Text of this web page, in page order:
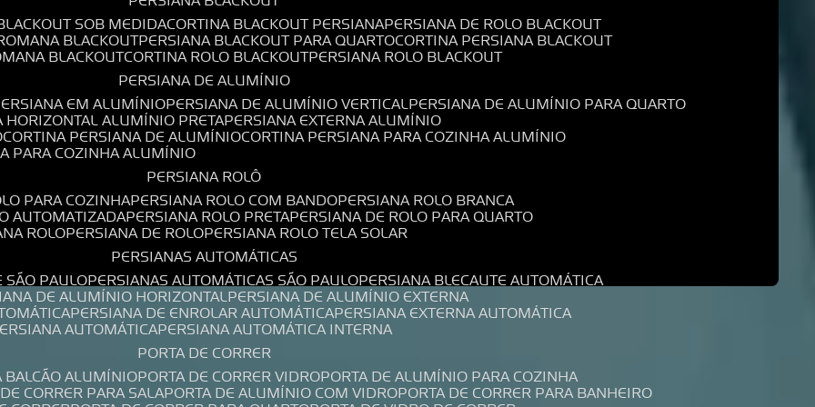
SOB MEDIDA CORTINA BLACKOUT PERSIANA PERSIANA DE ROLO BLACKOUT
BLACKOUT PERSIANA BLACKOUT PARA QUARTO CORTINA PERSIANA BLACKOUT
BLACKOUT CORTINA ROLO BLACKOUT PERSIANA ROLO BLACKOUT
PERSIANA DE ALUMÍNIO
PERSIANA EM ALUMÍNIO PERSIANA DE ALUMÍNIO VERTICAL PERSIANA DE ALUMÍNIO PARA QUARTO
HORIZONTAL ALUMÍNIO PRETA PERSIANA EXTERNA ALUMÍNIO
CORTINA PERSIANA DE ALUMÍNIO CORTINA PERSIANA PARA COZINHA ALUMÍNIO
PARA COZINHA ALUMÍNIO
PERSIANA ROLÔ
PARA COZINHA PERSIANA ROLO COM BANDO PERSIANA ROLO BRANCA
AUTOMATIZADA PERSIANA ROLO PRETA PERSIANA DE ROLO PARA QUARTO
ROLO PERSIANA DE ROLO PERSIANA ROLO TELA SOLAR
PERSIANAS AUTOMÁTICAS
SÃO PAULO PERSIANAS AUTOMÁTICAS SÃO PAULO PERSIANA BLECAUTE AUTOMÁTICA
DE ALUMÍNIO HORIZONTAL PERSIANA DE ALUMÍNIO EXTERNA
PERSIANA DE ENROLAR AUTOMÁTICA PERSIANA EXTERNA AUTOMÁTICA
PERSIANA AUTOMÁTICA PERSIANA AUTOMÁTICA INTERNA
PORTA DE CORRER
BALCÃO ALUMÍNIO PORTA DE CORRER VIDRO PORTA DE ALUMÍNIO PARA COZINHA
DE CORRER PARA SALA PORTA DE ALUMÍNIO COM VIDRO PORTA DE CORRER PARA BANHEIRO